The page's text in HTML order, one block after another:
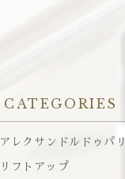
CATEGORIES
アレクサンドルドゥパリ
リフトアップ